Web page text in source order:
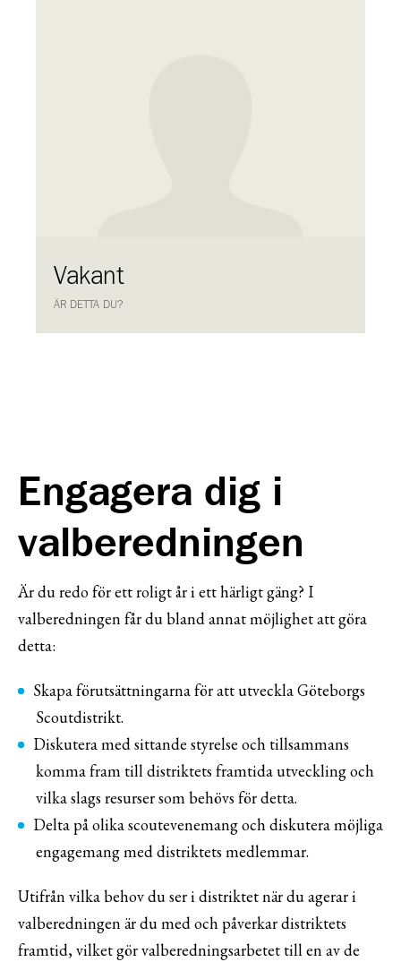
Vakant
ÄR DETTA DU?
Engagera dig i
valberedningen
Är du redo för ett roligt år i ett härligt gäng? I
valberedningen får du bland annat möjlighet att göra
detta:
Skapa förutsättningarna för att utveckla Göteborgs
Scoutdistrikt.
Diskutera med sittande styrelse och tillsammans
komma fram till distriktets framtida utveckling och
vilka slags resurser som behövs för detta.
Delta på olika scoutevenemang och diskutera möjliga
engagemang med distriktets medlemmar.
Utifrån vilka behov du ser i distriktet när du agerar i
valberedningen är du med och påverkar distriktets
framtid, vilket gör valberedningsarbetet till en av de